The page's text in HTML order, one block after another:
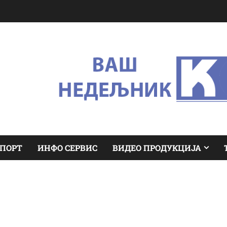
ИНФО СЕРВИС ВИДЕО ПРОДУКЦИЈА